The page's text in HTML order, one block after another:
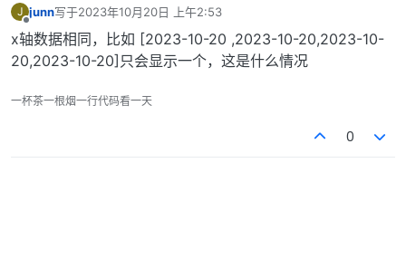
J
离线
junn写于2023年10月20日 上午2:53
最后由 编辑
x轴数据相同，比如 [2023-10-20 ,2023-10-20,2023-10-
20,2023-10-20]只会显示一个，这是什么情况
一杯茶一根烟一行代码看一天
0